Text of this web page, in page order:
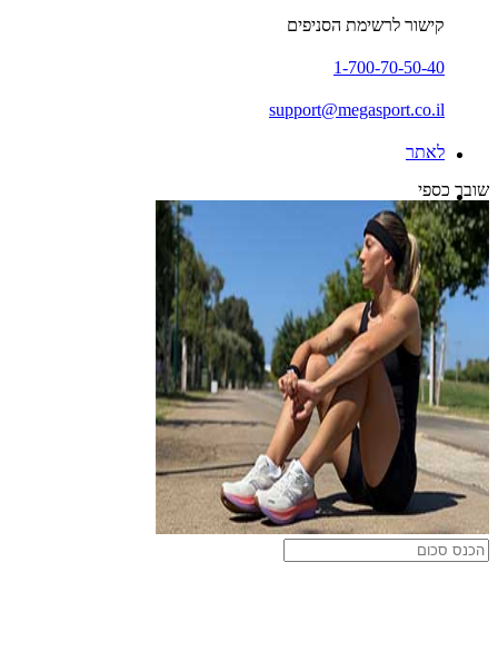
קישור לרשימת הסניפים
1-700-70-50-40
support@megasport.co.il
לאתר
שובר כספי